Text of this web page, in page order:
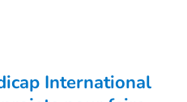
International